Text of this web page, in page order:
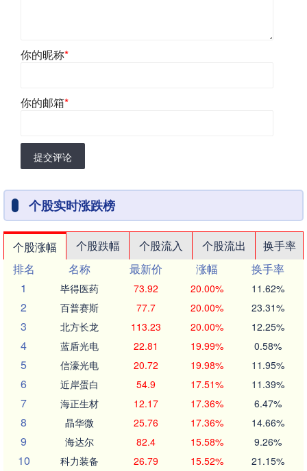
你的昵称*
你的邮箱*
提交评论
个股实时涨跌榜
个股涨幅 个股跌幅 个股流入 个股流出
换手率
排名
名称 最新价 涨幅
换手率
1
毕得医药 73.92 20.00% 11.62%
2 百普赛斯 77.7 20.00% 23.31%
3 北方长龙 113.23 20.00% 12.25%
4 蓝盾光电 22.81 19.99% 0.58%
5 信濠光电 20.72 19.98% 11.95%
6 近岸蛋白 54.9 17.51% 11.39%
7 海正生材 12.17 17.36% 6.47%
8 晶华微 25.76 17.36% 14.66%
9 海达尔 82.4 15.58% 9.26%
10 科力装备 26.79 15.52% 21.15%